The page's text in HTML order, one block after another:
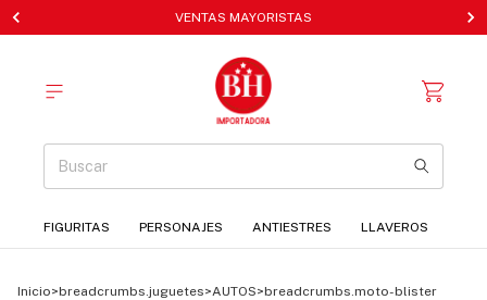
VENTAS MAYORISTAS
FIGURITAS PERSONAJES ANTIESTRES LLAVEROS
Inicio>breadcrumbs.juguetes>AUTOS>breadcrumbs.moto-blister